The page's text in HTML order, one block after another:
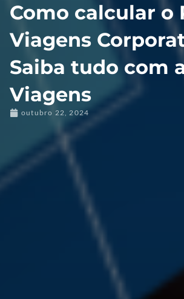
Como calcular o
Viagens
Saiba tudo com
Viagens
outubro 22, 2024